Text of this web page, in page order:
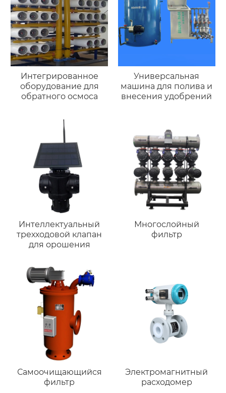
Интегрированное
оборудование для
обратного осмоса
Универсальная
машина для полива и
внесения удобрений
Интеллектуальный
трехходовой клапан
для орошения
Многослойный
фильтр
Самоочищающийся
фильтр
Электромагнитный
расходомер